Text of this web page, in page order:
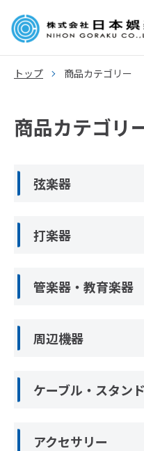
トップ 商品カテゴリー
商品カテゴリ
弦楽器
打楽器
管楽器・教育楽器
周辺機器
ケーブル・スタンド
アクセサリー